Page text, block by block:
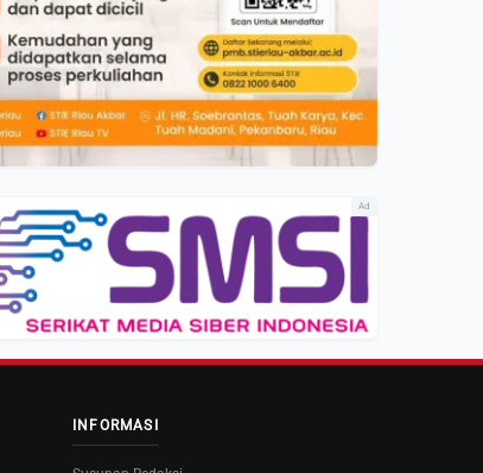
Ad
INFORMASI